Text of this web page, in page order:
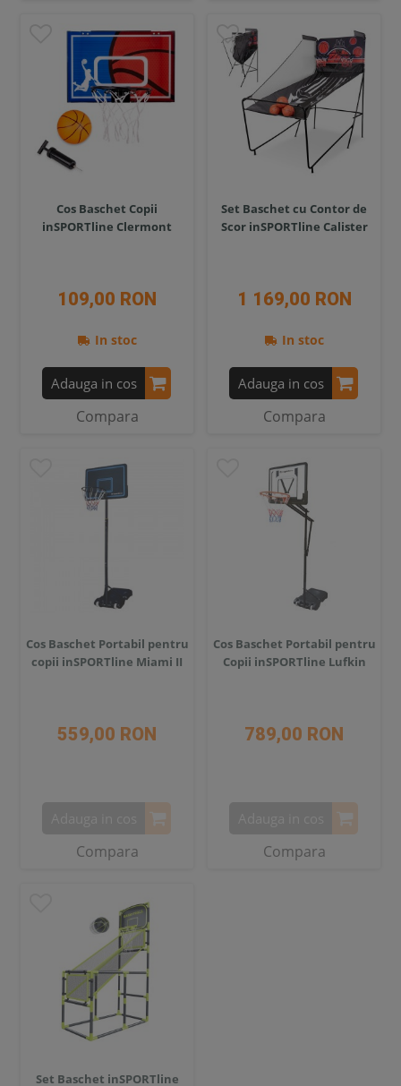
Cos Baschet Copii
inSPORTline Clermont
109,00 RON
In stoc
Adauga in cos
Compara
Set Baschet cu Contor de
Scor inSPORTline Calister
1 169,00 RON
In stoc
Adauga in cos
Compara
Cos Baschet Portabil pentru
copii inSPORTline Miami II
559,00 RON
Compara
Cos Baschet Portabil pentru
Copii inSPORTline Lufkin
789,00 RON
Compara
Set Baschet inSPORTline